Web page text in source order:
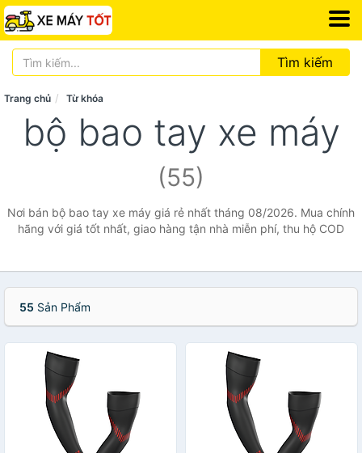
Tìm kiếm
Trang chủ Từ khóa
bộ bao tay xe máy
(55)
Nơi bán bộ bao tay xe máy giá rẻ nhất tháng 08/2026. Mua chính
hãng với giá tốt nhất, giao hàng tận nhà miễn phí, thu hộ COD
55 Sản Phẩm